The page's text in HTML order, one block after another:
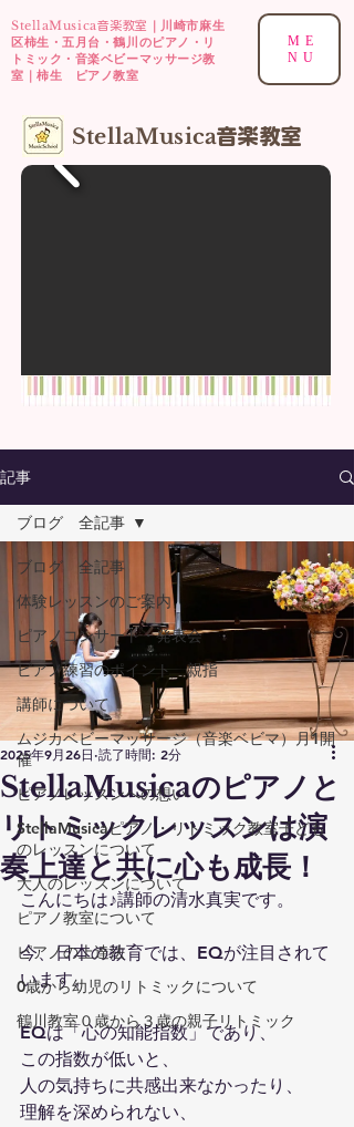
StellaMusica音楽教室
｜川崎市麻生
区柿生・五月台・鶴川のピアノ・リ
トミック・音楽ベビーマッサージ教
室｜柿生 ピアノ教室
ME
NU
​StellaMusica音楽教室
記事
ブログ 全記事
体験レッスンのご案内
ピアノコンサート・発表会
ピアノ練習のポイント 親指
講師について
ムジカベビーマッサージ（音楽ベビマ）月1開
催
ピアノレッスンへの想い
StellaMusicaピアノ・リトミック教室子ども
のレッスンについて
大人のレッスンについて
ピアノ教室について
ピアノの上達法
0歳から幼児のリトミックについて
鶴川教室０歳から３歳の親子リトミック
ブログ 全記事
StellaMusicaのピアノと
リトミックレッスンは演
奏上達と共に心も成長！
2025年9月26日 読了時間: 2分
こんにちは♪講師の清水真実です。
今、日本の教育では、EQが注目されて
います。
EQは「心の知能指数」であり、
この指数が低いと、
人の気持ちに共感出来なかったり、
理解を深められない、